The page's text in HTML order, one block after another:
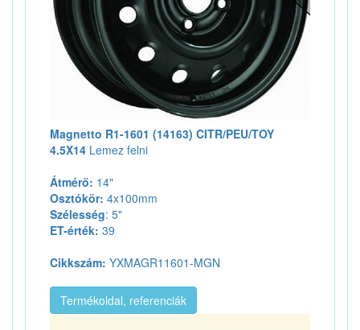
Magnetto R1-1601 (14163) CITR/PEU/TOY
4.5X14 Lemez felni
Átmérő: 14"
Osztókör: 4x100mm
Szélesség: 5"
ET-érték: 39
Cikkszám: YXMAGR11601-MGN
Termékoldal, referenciák